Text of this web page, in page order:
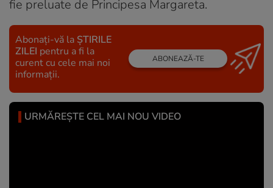
fie preluate de Principesa Margareta.
Abonați-vă la ȘTIRILE
ZILEI pentru a fi la
curent cu cele mai noi
informații.
ABONEAZĂ-TE
URMĂREȘTE CEL MAI NOU VIDEO